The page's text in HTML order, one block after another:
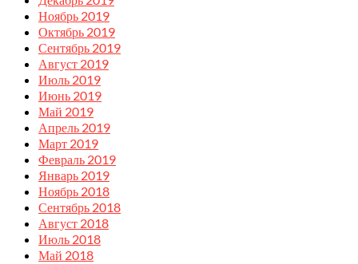
Ноябрь 2019
Октябрь 2019
Сентябрь 2019
Август 2019
Июль 2019
Июнь 2019
Май 2019
Апрель 2019
Март 2019
Февраль 2019
Январь 2019
Ноябрь 2018
Сентябрь 2018
Август 2018
Июль 2018
Май 2018